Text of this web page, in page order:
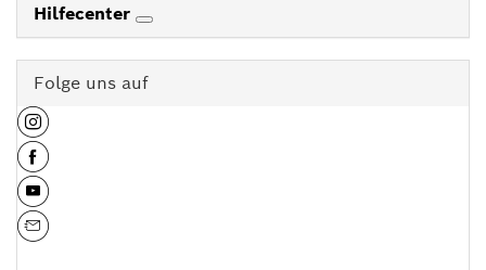
Hilfecenter
Folge uns auf